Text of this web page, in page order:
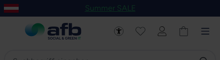
Hauptinhalt springen
Zur Navigation der B2B-Plattform springen
Summer SALE